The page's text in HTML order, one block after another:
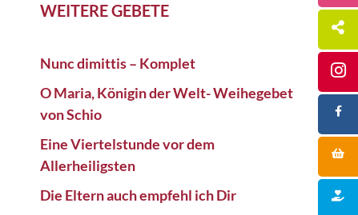
WEITERE GEBETE
Nunc dimittis – Komplet
O Maria, Königin der Welt- Weihegebet
von Schio
Eine Viertelstunde vor dem
Allerheiligsten
Die Eltern auch empfehl ich Dir